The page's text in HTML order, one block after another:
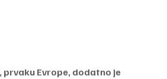
prvaku Evrope, dodatno je